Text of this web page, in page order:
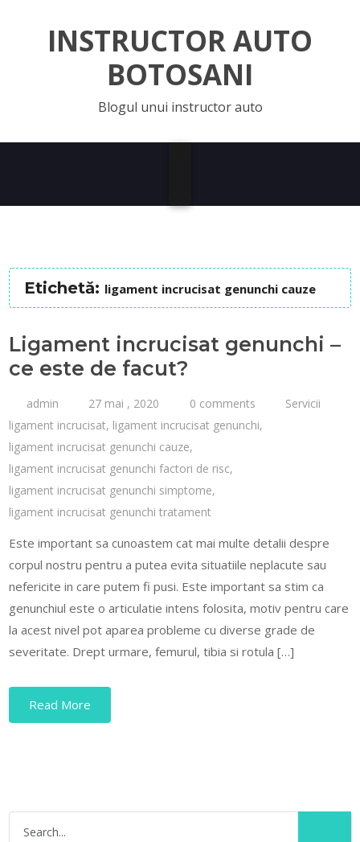
INSTRUCTOR AUTO
BOTOSANI
Blogul unui instructor auto
Etichetă: ligament incrucisat genunchi cauze
Ligament incrucisat genunchi –
ce este de facut?
admin 27 mai , 2020 0 comments
Servicii
ligament incrucisat, ligament incrucisat genunchi,
ligament incrucisat genunchi cauze,
ligament incrucisat genunchi factori de risc,
ligament incrucisat genunchi simptome,
ligament incrucisat genunchi tratament
Este important sa cunoastem cat mai multe detalii despre
corpul nostru pentru a putea evita situatiile neplacute sau
nefericite in care putem fi pusi. Este important sa stim ca
genunchiul este o articulatie intens folosita, motiv pentru care
la acest nivel pot aparea probleme cu diverse grade de
severitate. Drept urmare, femurul, tibia si rotula […]
Read More